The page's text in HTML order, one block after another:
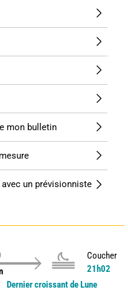
mon bulletin
un prévisionniste
Coucher
21h02
Dernier croissant de Lune